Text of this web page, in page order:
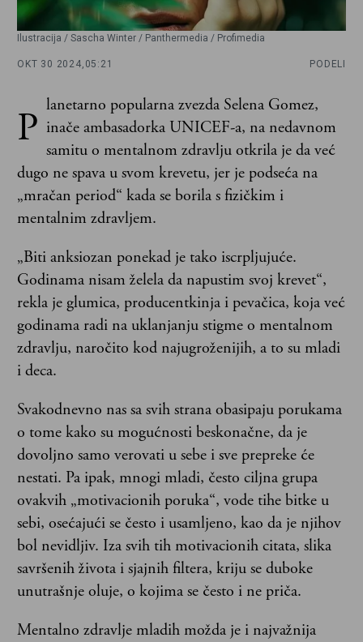
Ilustracija / Sascha Winter / Panthermedia / Profimedia
OKT 30 2024, 05:21 PODELI
P lanetarno popularna zvezda Selena Gomez,
inače ambasadorka UNICEF-a, na nedavnom
samitu o mentalnom zdravlju otkrila je da već
dugo ne spava u svom krevetu, jer je podseća na
„mračan period“ kada se borila s fizičkim i
mentalnim zdravljem.
„Biti anksiozan ponekad je tako iscrpljujuće.
Godinama nisam želela da napustim svoj krevet“,
rekla je glumica, producentkinja i pevačica, koja već
godinama radi na uklanjanju stigme o mentalnom
zdravlju, naročito kod najugroženijih, a to su mladi
i deca.
Svakodnevno nas sa svih strana obasipaju porukama
o tome kako su mogućnosti beskonačne, da je
dovoljno samo verovati u sebe i sve prepreke će
nestati. Pa ipak, mnogi mladi, često ciljna grupa
ovakvih „motivacionih poruka“, vode tihe bitke u
sebi, osećajući se često i usamljeno, kao da je njihov
bol nevidljiv. Iza svih tih motivacionih citata, slika
savršenih života i sjajnih filtera, kriju se duboke
unutrašnje oluje, o kojima se često i ne priča.
Mentalno zdravlje mladih možda je i najvažnija